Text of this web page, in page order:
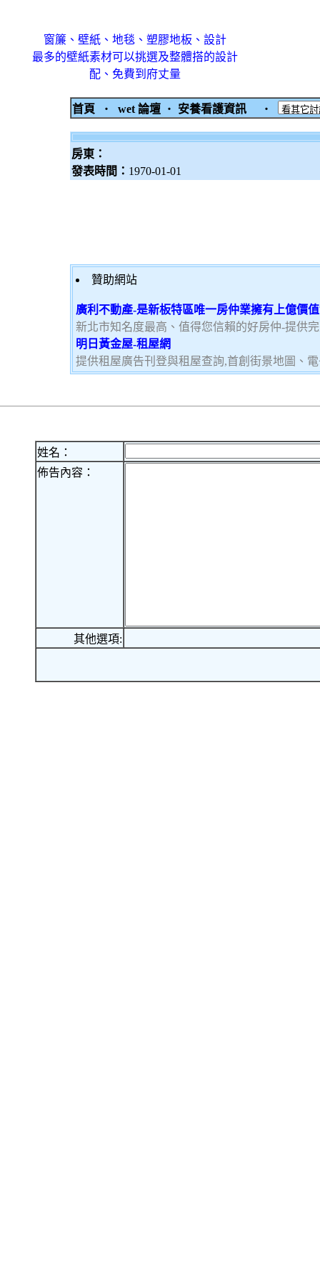
窗簾、壁紙、地毯、塑膠地板、設計
最多的壁紙素材可以挑選及整體搭的設計
配、免費到府丈量
首頁 ‧ wet 論壇 ‧ 安養看護資訊 ‧
房東：
發表時間： 1970-01-01
贊助網站
廣利不動產-是新板特區唯一房仲業擁有上億價
新北市知名度最高、值得您信賴的好房仲-提供
明日黃金屋-租屋網
提供租屋廣告刊登與租屋查詢,首創街景地圖、
姓名：
佈告內容：
其他選項: